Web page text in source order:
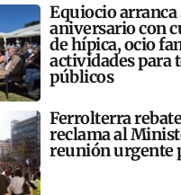
Equiocio arranca
aniversario con
de hípica, ocio
actividades para
públicos
Ferrolterra
reclama al
reunión urgente